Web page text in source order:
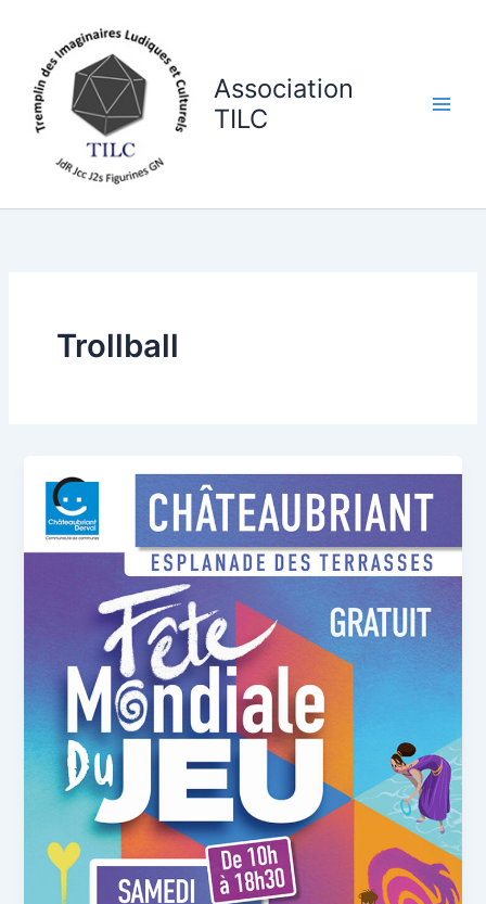
contenu
Association
TILC
Trollball